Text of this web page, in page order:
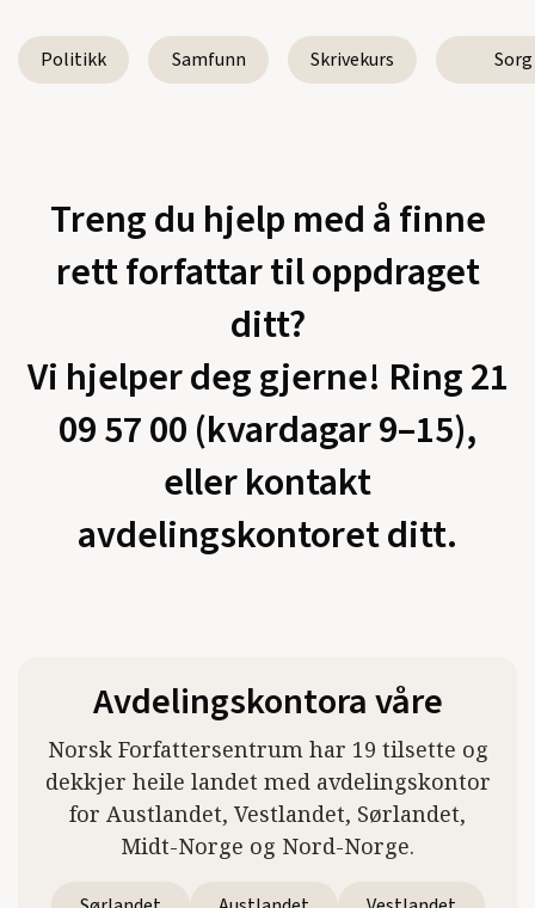
Politikk Samfunn Skrivekurs Sorg
Treng du hjelp med å finne
rett forfattar til oppdraget
ditt?
Vi hjelper deg gjerne! Ring 21
09 57 00 (kvardagar 9–15),
eller kontakt
avdelingskontoret ditt.
Avdelingskontora våre
Norsk Forfattersentrum har 19 tilsette og
dekkjer heile landet med avdelingskontor
for Austlandet, Vestlandet, Sørlandet,
Midt-Norge og Nord-Norge.